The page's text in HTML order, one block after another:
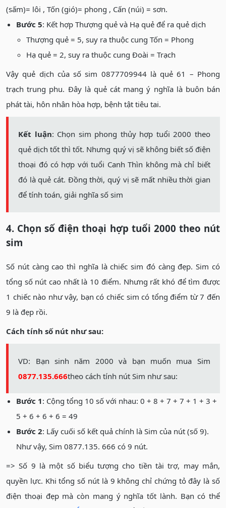
(sấm)= lôi , Tốn (gió)= phong , Cấn (núi) = sơn.
Bước 5: Kết hợp Thượng quẻ và Hạ quẻ để ra quẻ dịch
Thượng quẻ = 5, suy ra thuộc cung Tốn = Phong
Hạ quẻ = 2, suy ra thuộc cung Đoài = Trạch
Vậy quẻ dịch của số sim 0877709944 là quẻ 61 – Phong
trạch trung phu. Đây là quẻ cát mang ý nghĩa là buôn bán
phát tài, hôn nhân hòa hợp, bệnh tật tiêu tai.
Kết luận: Chọn sim phong thủy hợp tuổi 2000 theo
quẻ dịch tốt thì tốt. Nhưng quý vị sẽ không biết số điện
thoại đó có hợp với tuổi Canh Thìn không mà chỉ biết
đó là quẻ cát. Đồng thời, quý vị sẽ mất nhiều thời gian
để tính toán, giải nghĩa số sim
4. Chọn số điện thoại hợp tuổi 2000 theo nút
sim
Số nút càng cao thì nghĩa là chiếc sim đó càng đẹp. Sim có
tổng số nút cao nhất là 10 điểm. Nhưng rất khó để tìm được
1 chiếc nào như vậy, bạn có chiếc sim có tổng điểm từ 7 đến
9 là đẹp rồi.
Cách tính số nút như sau:
VD: Bạn sinh năm 2000 và bạn muốn mua Sim
0877.135.666theo cách tính nút Sim như sau:
Bước 1: Cộng tổng 10 số với nhau: 0 + 8 + 7 + 7 + 1 + 3 +
5 + 6 + 6 + 6 = 49
Bước 2: Lấy cuối số kết quả chính là Sim của nút (số 9).
Như vậy, Sim 0877.135. 666 có 9 nút.
=> Số 9 là một số biểu tượng cho tiền tài trợ, may mắn,
quyền lực. Khi tổng số nút là 9 không chỉ chứng tỏ đây là số
điện thoại đẹp mà còn mang ý nghĩa tốt lành. Bạn có thể